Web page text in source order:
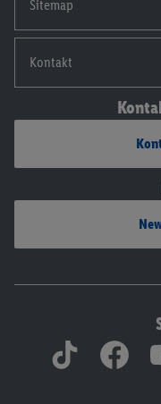
Sitemap
Kontakt